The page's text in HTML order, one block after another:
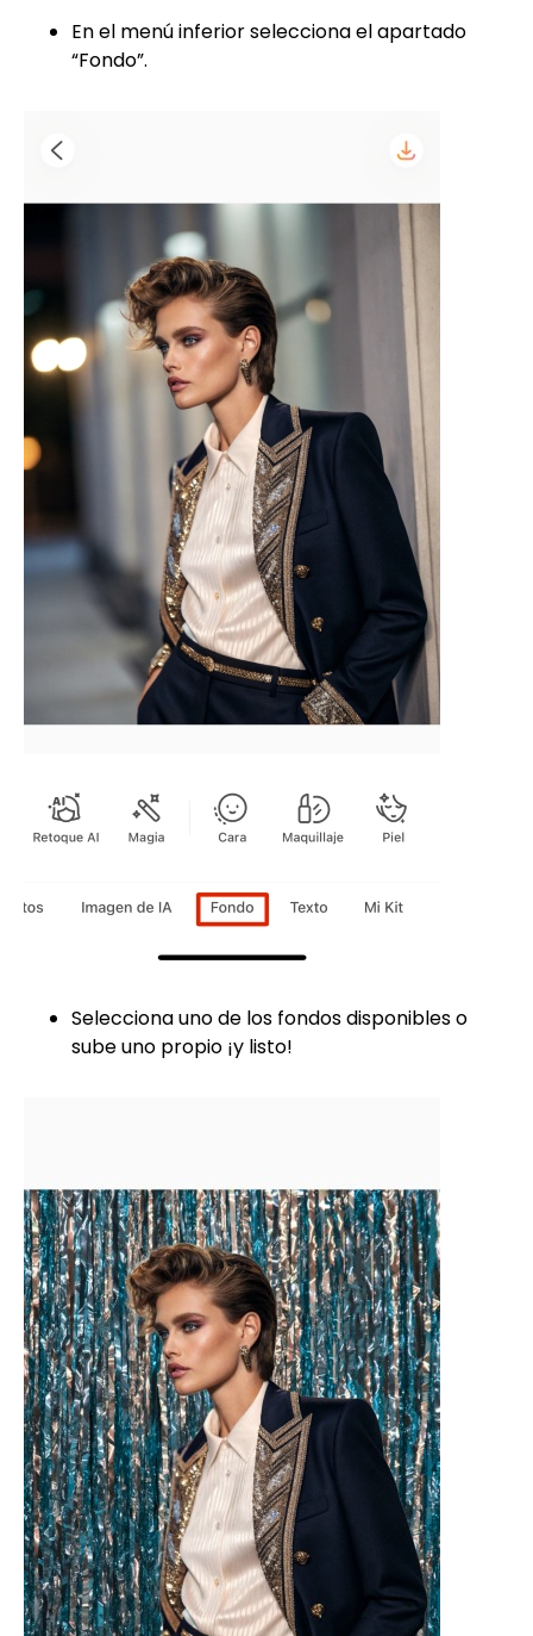
En el menú inferior selecciona el apartado
“Fondo”.
Selecciona uno de los fondos disponibles o
sube uno propio ¡y listo!